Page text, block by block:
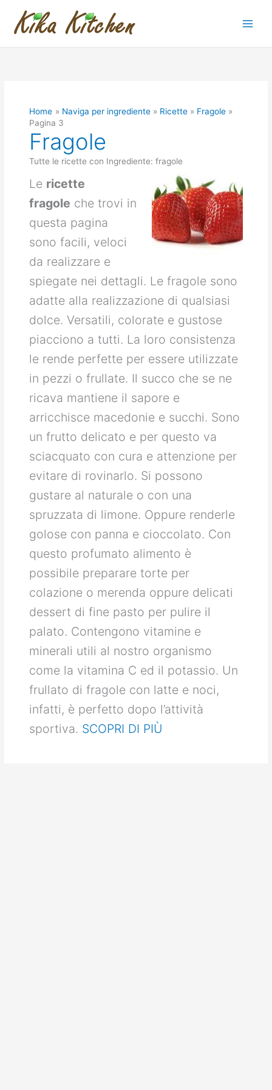
contenuto
Home Naviga per ingrediente Ricette
Fragole
Pagina 3
Fragole
Tutte le ricette con Ingrediente: fragole
Le ricette
fragole che trovi in
questa pagina
sono facili, veloci
da realizzare e
spiegate nei dettagli. Le fragole sono
adatte alla realizzazione di qualsiasi
dolce. Versatili, colorate e gustose
piacciono a tutti. La loro consistenza
le rende perfette per essere utilizzate
in pezzi o frullate. Il succo che se ne
ricava mantiene il sapore e
arricchisce macedonie e succhi. Sono
un frutto delicato e per questo va
sciacquato con cura e attenzione per
evitare di rovinarlo. Si possono
gustare al naturale o con una
spruzzata di limone. Oppure renderle
golose con panna e cioccolato. Con
questo profumato alimento è
possibile preparare torte per
colazione o merenda oppure delicati
dessert di fine pasto per pulire il
palato. Contengono vitamine e
minerali utili al nostro organismo
come la vitamina C ed il potassio. Un
frullato di fragole con latte e noci,
infatti, è perfetto dopo l’attività
sportiva. SCOPRI DI PIÙ